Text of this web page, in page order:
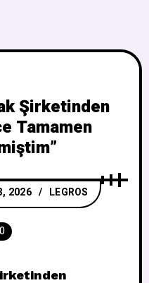
Şirketinden
Tamamen
2026 LEGROS